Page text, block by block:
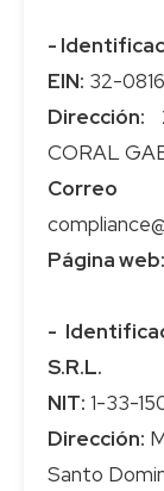
-
EIN:
Dirección:
Página web:
-
S.R.L.
NIT:
Dirección: